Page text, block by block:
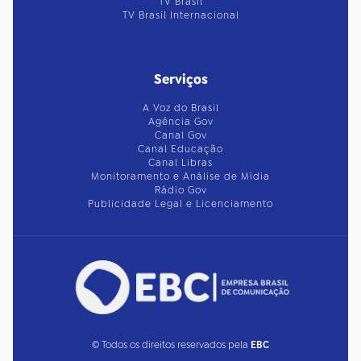
TV Brasil Internacional
Serviços
A Voz do Brasil
Agência Gov
Canal Gov
Canal Educação
Canal Libras
Monitoramento e Análise de Mídia
Rádio Gov
Publicidade Legal e Licenciamento
© Todos os direitos reservados pela EBC